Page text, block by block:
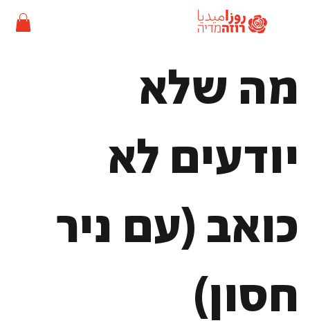
מה שלא
יודעים לא
כואב (עם ניר
חסון)